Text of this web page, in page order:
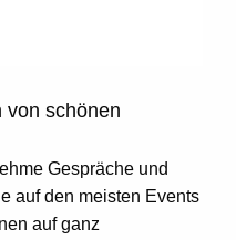
von schönen
Gespräche und
auf den meisten Events
auf ganz